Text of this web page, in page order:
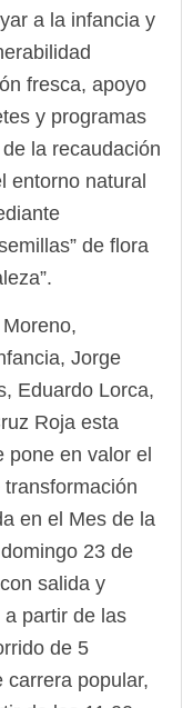
a la infancia y
fresca, apoyo
y programas
la recaudación
entorno natural
de flora
Jorge
Eduardo Lorca,
Roja esta
pone en valor el
en el Mes de la
23 de
salida y
a partir de las
de 5
carrera popular,